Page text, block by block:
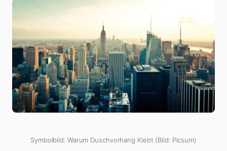
Symbolbild: Warum Duschvorhang Klebt (Bild: Picsum)